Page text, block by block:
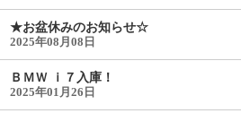
★お盆休みのお知らせ☆
2025年08月08日
ＢＭＷ ｉ７入庫！
2025年01月26日